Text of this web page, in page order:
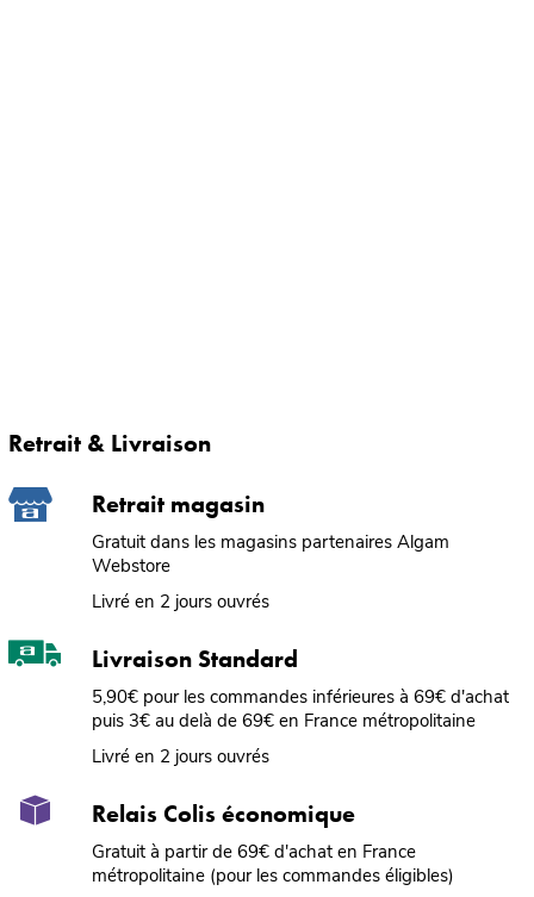
Retrait & Livraison
Retrait magasin
Gratuit dans les magasins partenaires Algam
Webstore
Livré en 2 jours ouvrés
Livraison Standard
5,90€ pour les commandes inférieures à 69€ d'achat
puis 3€ au delà de 69€ en France métropolitaine
Livré en 2 jours ouvrés
Relais Colis économique
Gratuit à partir de 69€ d'achat en France
métropolitaine (pour les commandes éligibles)